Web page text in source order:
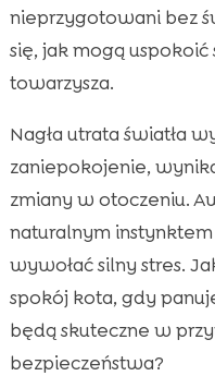
 Gry i zabawy w
 Korzystanie z
 Wpływ naszego
Zapewnienie
Utrzymanie
Monitorowanie
Kontakt z
Przygotowanie

Technologie
podczas przerw
Wniosek
nieprzygotowani bez
się, jak mogą
towarzysza.
Nagła utrata światła
zaniepokojenie,
zmiany w otoczeniu.
naturalnym
wywołać silny stres.
spokój kota, gdy
będą skuteczne w
bezpieczeństwa?